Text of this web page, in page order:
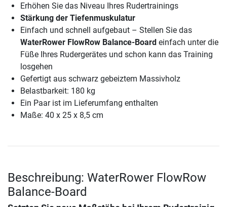
Erhöhen Sie das Niveau Ihres Rudertrainings
Stärkung der Tiefenmuskulatur
Einfach und schnell aufgebaut – Stellen Sie das
WaterRower FlowRow Balance-Board einfach unter die
Füße Ihres Rudergerätes und schon kann das Training
losgehen
Gefertigt aus schwarz gebeiztem Massivholz
Belastbarkeit: 180 kg
Ein Paar ist im Lieferumfang enthalten
Maße: 40 x 25 x 8,5 cm
Beschreibung: WaterRower FlowRow
Balance-Board